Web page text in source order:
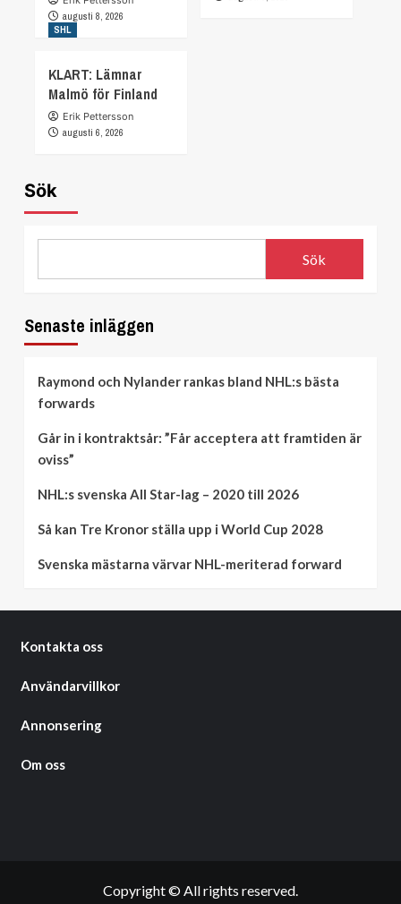
augusti 8, 2026
SHL
KLART: Lämnar
Malmö för Finland
Erik Pettersson
augusti 6, 2026
Sök
Sök
Senaste inläggen
Raymond och Nylander rankas bland NHL:s bästa
forwards
Går in i kontraktsår: ”Får acceptera att framtiden är
oviss”
NHL:s svenska All Star-lag – 2020 till 2026
Så kan Tre Kronor ställa upp i World Cup 2028
Svenska mästarna värvar NHL-meriterad forward
Kontakta oss
Användarvillkor
Annonsering
Om oss
Copyright © All rights reserved.